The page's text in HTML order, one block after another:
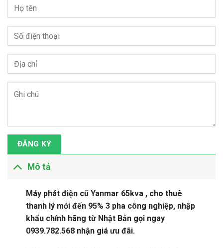
ĐĂNG KÝ
Mô tả
Máy phát điện cũ Yanmar 65kva , cho thuê
thanh lý mới đến 95% 3 pha công nghiệp, nhập
khẩu chính hãng từ Nhật Bản gọi ngay
0939.782.568 nhận giá ưu đãi.